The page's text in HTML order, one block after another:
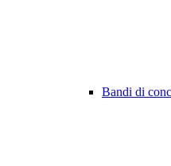
Bandi di